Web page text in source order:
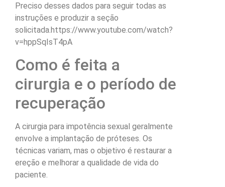
Preciso desses dados para seguir todas as
instruções e produzir a seção
solicitada.https://www.youtube.com/watch?
v=hppSqIsT4pA
Como é feita a
cirurgia e o período de
recuperação
A cirurgia para impotência sexual geralmente
envolve a implantação de próteses. Os
técnicas variam, mas o objetivo é restaurar a
ereção e melhorar a qualidade de vida do
paciente.